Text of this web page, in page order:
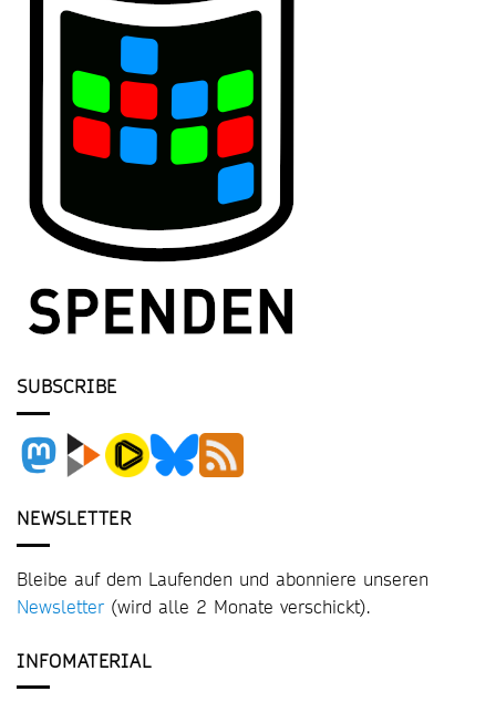
SUBSCRIBE
NEWSLETTER
Bleibe auf dem Laufenden und abonniere unseren
Newsletter (wird alle 2 Monate verschickt).
INFOMATERIAL